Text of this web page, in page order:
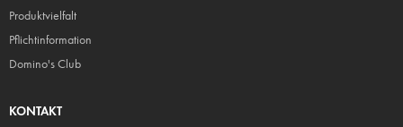
Produktvielfalt
Pflichtinformation
Domino's Club
KONTAKT